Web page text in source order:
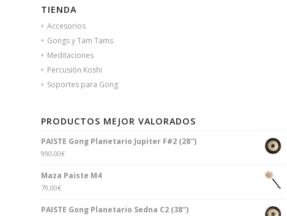
TIENDA
Accesorios
Gongs y Tam Tams
Meditaciones
Percusión Koshi
Soportes para Gong
PRODUCTOS MEJOR VALORADOS
PAISTE Gong Planetario Jupiter F#2 (28″)
990,00€
Maza Paiste M4
79,00€
PAISTE Gong Planetario Sedna C2 (38″)